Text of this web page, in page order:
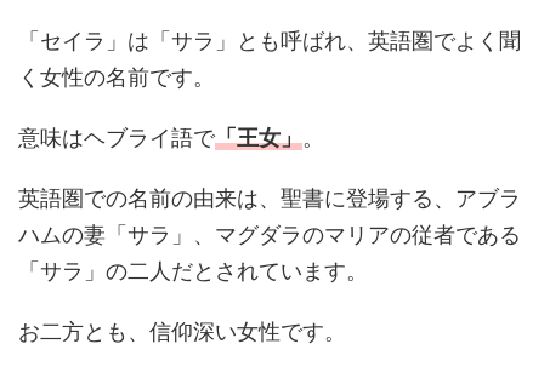
「セイラ」は「サラ」とも呼ばれ、英語圏でよく聞
く女性の名前です。
意味はヘブライ語で「王女」。
英語圏での名前の由来は、聖書に登場する、アブラ
ハムの妻「サラ」、マグダラのマリアの従者である
「サラ」の二人だとされています。
お二方とも、信仰深い女性です。